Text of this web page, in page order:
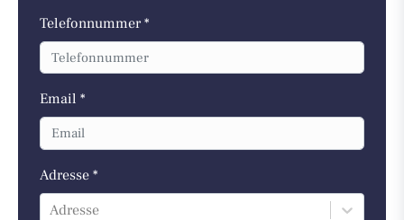
Telefonnummer *
Email *
Adresse *
Adresse